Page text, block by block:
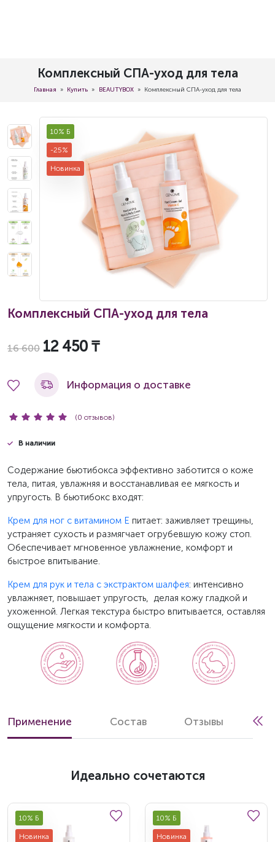
Комплексный СПА-уход для тела
Главная Купить BEAUTYBOX Комплексный СПА-уход для тела
10% Б
-25%
Новинка
Комплексный СПА-уход для тела
16 600 12 450 ₸
Информация о доставке
(0 отзывов)
В наличии
Содержание бьютибокса эффективно заботится о коже
тела, питая, увлажняя и восстанавливая ее мягкость и
упругость. В бьютибокс входят:
Крем для ног с витамином Е питает: заживляет трещины,
устраняет сухость и размягчает огрубевшую кожу стоп.
Обеспечивает мгновенное увлажнение, комфорт и
быстрое впитывание.
Крем для рук и тела с экстрактом шалфея: интенсивно
увлажняет, повышает упругость, делая кожу гладкой и
ухоженной. Легкая текстура быстро впитывается, оставляя
ощущение мягкости и комфорта.
Применение Состав Отзывы
Идеально сочетаются
10% Б
Новинка
10% Б
Новинка